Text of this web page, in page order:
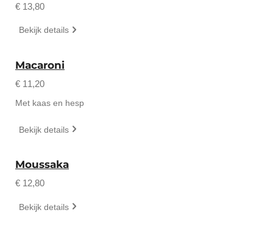
€ 13,80
Bekijk details
Macaroni
€ 11,20
Met kaas en hesp
Bekijk details
Moussaka
€ 12,80
Bekijk details